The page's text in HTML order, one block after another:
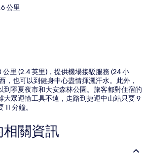
公里
里 (2.4 英里)，提供機場接駁服務 (24 小
，也可以到健身中心盡情揮灑汗水。此外，
到寧夏夜市和大安森林公園。旅客都對住宿的
大眾運輸工具不遠，走路到捷運中山站只要 9
分鐘。
關資訊